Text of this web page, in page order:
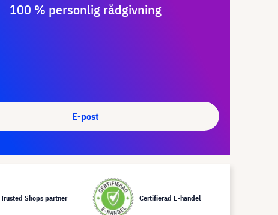
100 % personlig rådgivning
E-post
Trusted Shops partner Certifierad E-handel